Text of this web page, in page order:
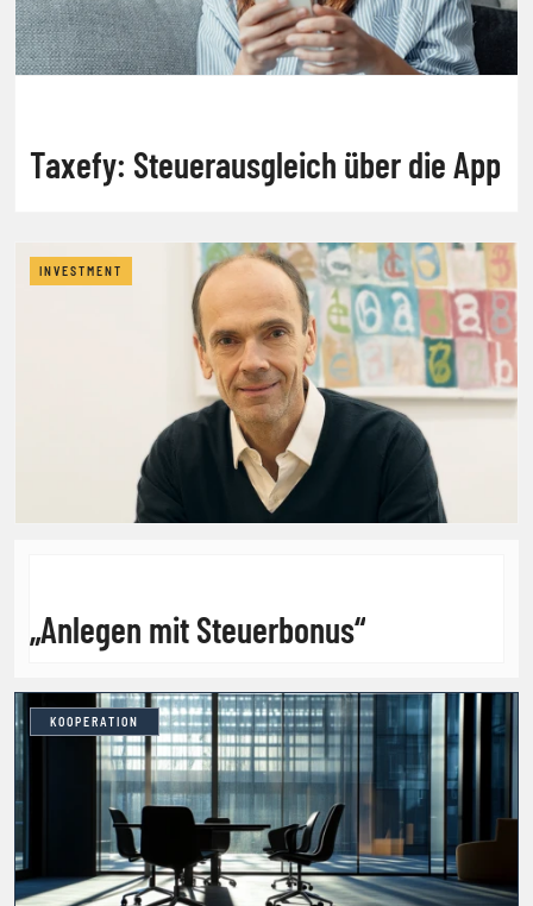
Taxefy: Steuerausgleich über die App
INVESTMENT
„Anlegen mit Steuerbonus“
KOOPERATION